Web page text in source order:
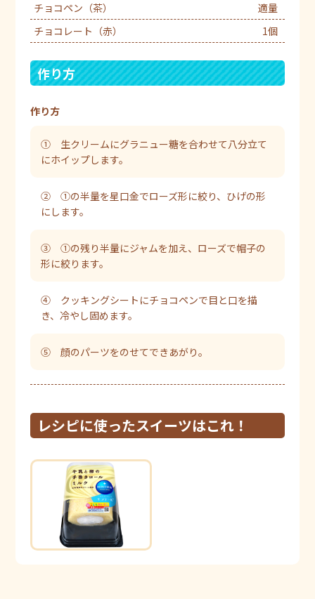
チョコペン（茶）
適量
チョコレート（赤）
1個
作り方
作り方
① 生クリームにグラニュー糖を合わせて八分立て
にホイップします。
② ①の半量を星口金でローズ形に絞り、ひげの形
にします。
③ ①の残り半量にジャムを加え、ローズで帽子の
形に絞ります。
④ クッキングシートにチョコペンで目と口を描
き、冷やし固めます。
⑤ 顔のパーツをのせてできあがり。
レシピに使ったスイーツはこれ！